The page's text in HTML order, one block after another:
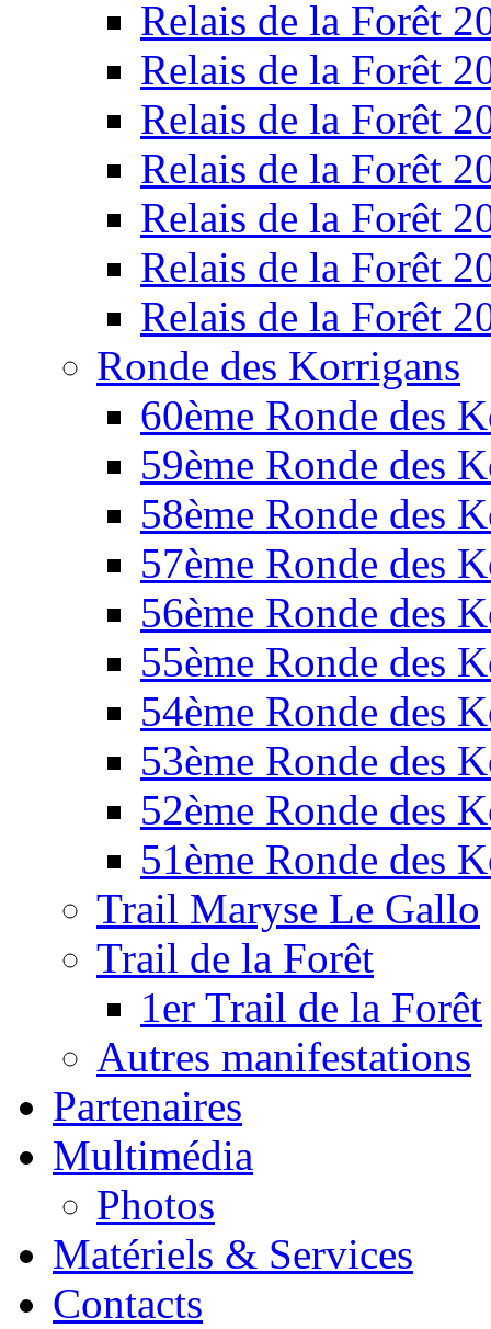
Relais de la Forêt
Relais de la Forêt
Relais de la Forêt
Relais de la Forêt
Relais de la Forêt
Relais de la Forêt
Relais de la Forêt
Ronde des Korrigans
60ème Ronde des
59ème Ronde des
58ème Ronde des
57ème Ronde des
56ème Ronde des
55ème Ronde des
54ème Ronde des
53ème Ronde des
52ème Ronde des
51ème Ronde des
Trail Maryse Le Gallo
Trail de la Forêt
1er Trail de la Forêt
Autres manifestations
Partenaires
Multimédia
Photos
Matériels & Services
Contacts